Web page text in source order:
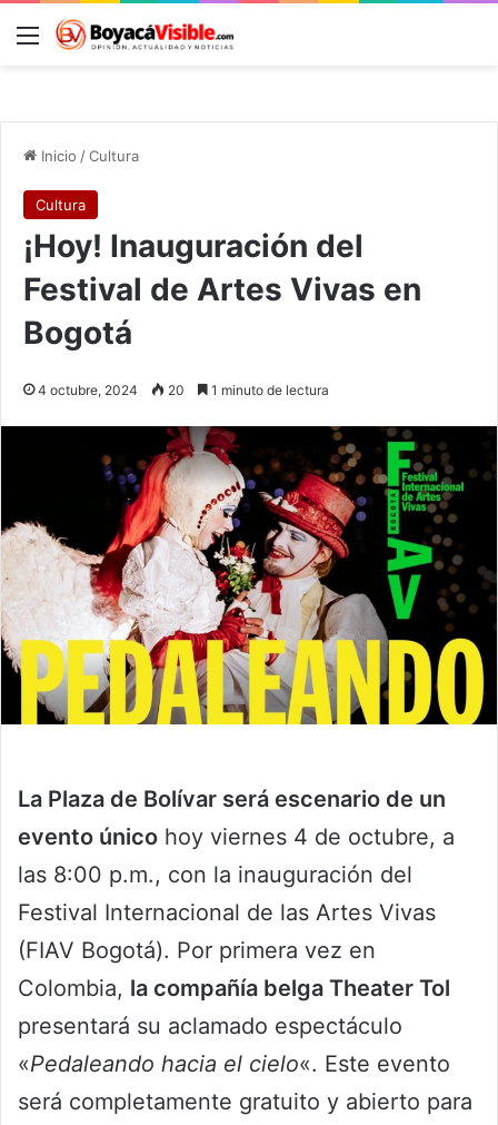
Menú
Inicio /Cultura
Cultura
¡Hoy! Inauguración del
Festival de Artes Vivas en
Bogotá
4 octubre, 2024 20 1 minuto de lectura
La Plaza de Bolívar será escenario de un
evento único hoy viernes 4 de octubre, a
las 8:00 p.m., con la inauguración del
Festival Internacional de las Artes Vivas
(FIAV Bogotá). Por primera vez en
Colombia, la compañía belga Theater Tol
presentará su aclamado espectáculo
«Pedaleando hacia el cielo«. Este evento
será completamente gratuito y abierto para